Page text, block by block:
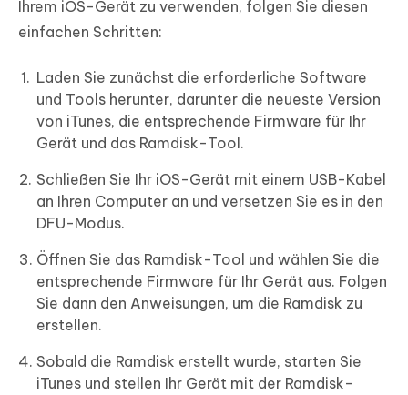
Ihrem iOS-Gerät zu verwenden, folgen Sie diesen
einfachen Schritten:
Laden Sie zunächst die erforderliche Software
und Tools herunter, darunter die neueste Version
von iTunes, die entsprechende Firmware für Ihr
Gerät und das Ramdisk-Tool.
Schließen Sie Ihr iOS-Gerät mit einem USB-Kabel
an Ihren Computer an und versetzen Sie es in den
DFU-Modus.
Öffnen Sie das Ramdisk-Tool und wählen Sie die
entsprechende Firmware für Ihr Gerät aus. Folgen
Sie dann den Anweisungen, um die Ramdisk zu
erstellen.
Sobald die Ramdisk erstellt wurde, starten Sie
iTunes und stellen Ihr Gerät mit der Ramdisk-